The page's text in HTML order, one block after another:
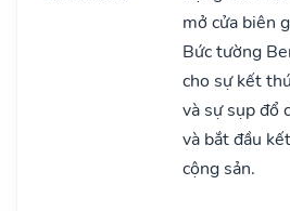
mở cửa biên
Bức tường
cho sự kết
và sự sụp đổ
và bắt đầu
cộng sản.